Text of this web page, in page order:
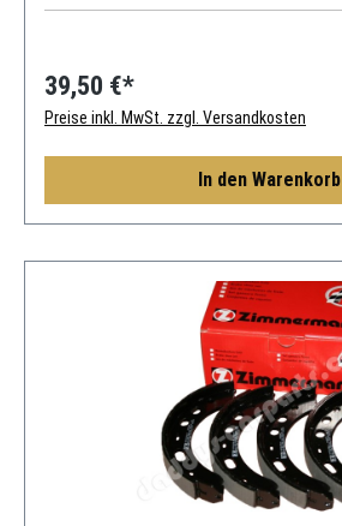
39,50 €*
Preise inkl. MwSt. zzgl. Versandkosten
In den Warenkorb